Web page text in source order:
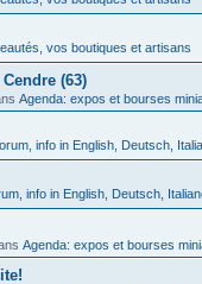
vos boutiques et artisans
(63)
Agenda: expos et bourses
info in English, Deutsch,
info in English, Deutsch,
Agenda: expos et bourses